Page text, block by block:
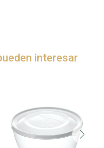
interesar